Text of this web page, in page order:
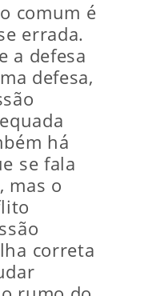
comum é
errada.
a defesa
defesa,
há
se fala
mas o
correta